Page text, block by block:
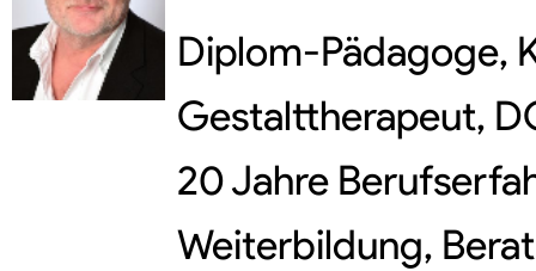
Diplom-Pädagoge,
Gestalttherapeut,
20 Jahre
Weiterbildung,